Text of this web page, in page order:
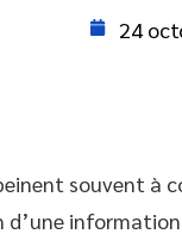
24
souvent à